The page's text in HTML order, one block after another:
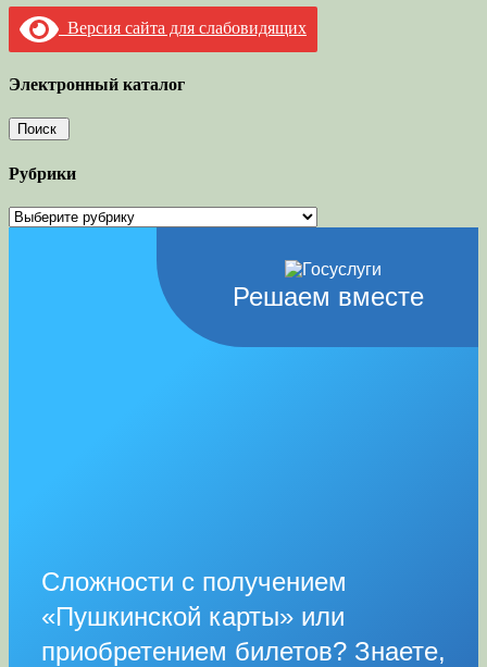
Версия сайта для слабовидящих
Электронный каталог
Рубрики
Рубрики
Решаем вместе
Сложности с получением
«Пушкинской карты» или
приобретением билетов? Знаете,